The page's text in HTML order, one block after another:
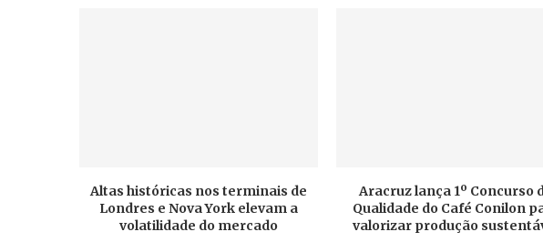
Altas históricas nos terminais de
Londres e Nova York elevam a
volatilidade do mercado
Aracruz lança 1º Concurso
Qualidade do Café Conilon
valorizar produção